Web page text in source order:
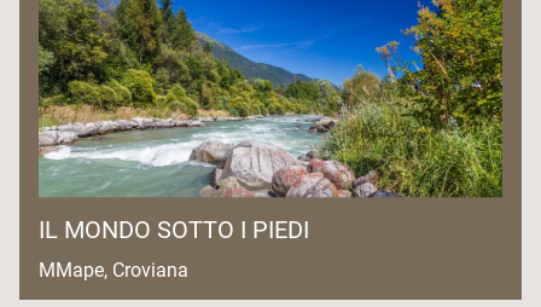
IL MONDO SOTTO I PIEDI
MMape, Croviana